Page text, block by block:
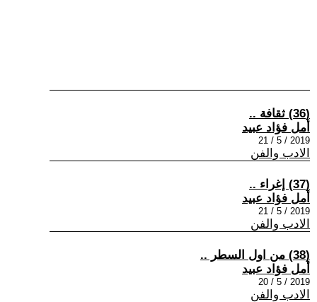
(36) ثقافة ..
أمل فؤاد عبيد
2019 / 5 / 21
الادب والفن
(37) إغراء ..
أمل فؤاد عبيد
2019 / 5 / 21
الادب والفن
(38) من اول السطر ..
أمل فؤاد عبيد
2019 / 5 / 20
الادب والفن